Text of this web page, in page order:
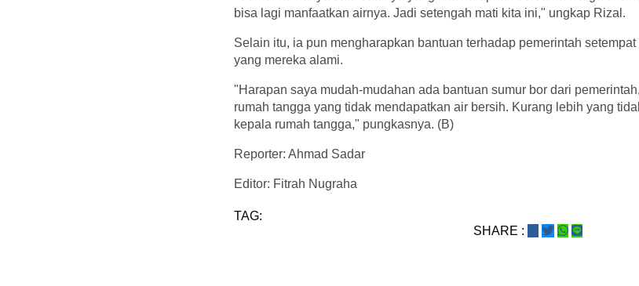
bisa lagi manfaatkan airnya. Jadi setengah mati kita ini," ungkap Rizal.
Selain itu, ia pun mengharapkan bantuan terhadap pemerintah
yang mereka alami.
"Harapan saya mudah-mudahan ada bantuan sumur bor dari
rumah tangga yang tidak mendapatkan air bersih. Kurang lebih yang
kepala rumah tangga," pungkasnya. (B)
Reporter: Ahmad Sadar
Editor: Fitrah Nugraha
TAG:
SHARE :